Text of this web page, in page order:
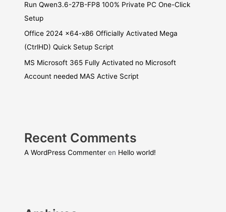
Run Qwen3.6-27B-FP8 100% Private PC One-Click
Setup
Office 2024 x64-x86 Officially Activated Mega
(CtrlHD) Quick Setup Script
MS Microsoft 365 Fully Activated no Microsoft
Account needed MAS Active Script
Recent Comments
A WordPress Commenter en Hello world!